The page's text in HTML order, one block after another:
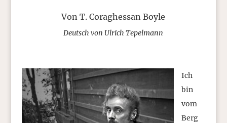
Von T. Coraghessan Boyle
Deutsch von Ulrich Tepelmann
Ich
bin
vom
Berg